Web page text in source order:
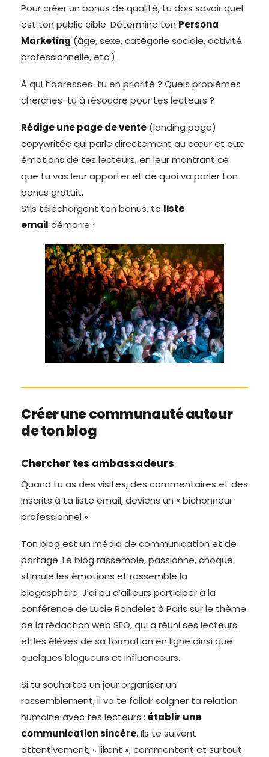
Pour créer un bonus de qualité, tu dois savoir quel
est ton public cible. Détermine ton Persona
Marketing (âge, sexe, catégorie sociale, activité
professionnelle, etc.).
À qui t’adresses-tu en priorité ? Quels problèmes
cherches-tu à résoudre pour tes lecteurs ?
Rédige une page de vente (landing page)
copywritée qui parle directement au cœur et aux
émotions de tes lecteurs, en leur montrant ce
que tu vas leur apporter et de quoi va parler ton
bonus gratuit.
S’ils téléchargent ton bonus, ta liste
email démarre !
Créer une communauté autour
de ton blog
Chercher tes ambassadeurs
Quand tu as des visites, des commentaires et des
inscrits à ta liste email, deviens un « bichonneur
professionnel ».
Ton blog est un média de communication et de
partage. Le blog rassemble, passionne, choque,
stimule les émotions et rassemble la
blogosphère. J’ai pu d’ailleurs participer à la
conférence de Lucie Rondelet à Paris sur le thème
de la rédaction web SEO, qui a réuni ses lecteurs
et les élèves de sa formation en ligne ainsi que
quelques blogueurs et influenceurs.
Si tu souhaites un jour organiser un
rassemblement, il va te falloir soigner ta relation
humaine avec tes lecteurs : établir une
communication sincère. Ils te suivent
attentivement, « likent », commentent et surtout